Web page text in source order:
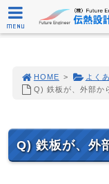
HOME > よく
Q) 鉄板が、外部か
Q) 鉄板が、外
MENU